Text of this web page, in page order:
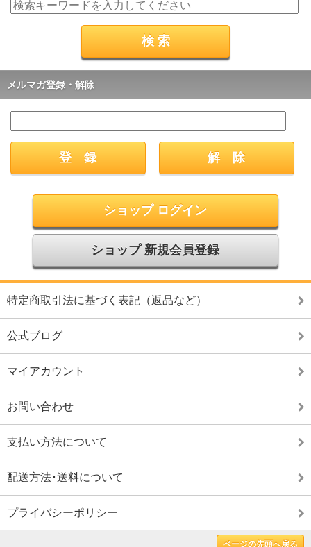
メルマガ登録・解除
ショップ ログイン
ショップ 新規会員登録
特定商取引法に基づく表記（返品など）
公式ブログ
マイアカウント
お問い合わせ
支払い方法について
配送方法･送料について
プライバシーポリシー
ページの先頭へ戻る